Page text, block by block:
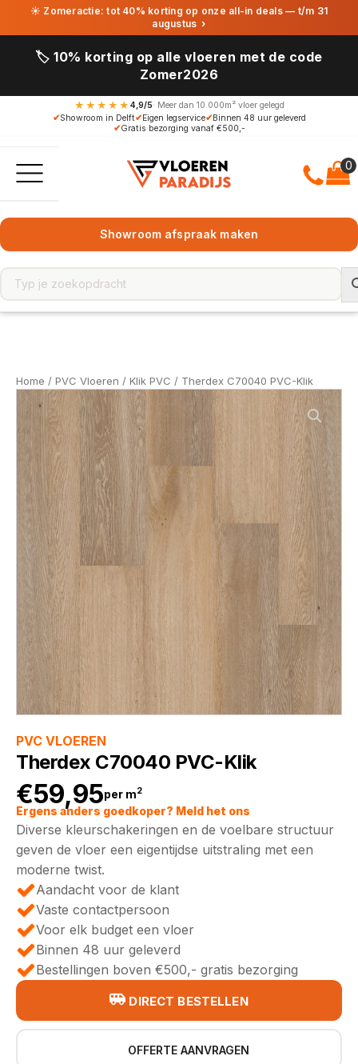
☀ Zomeractie: tot 40% korting op onze all-in deals — t/m 31
augustus ›
🏷️ 10% korting op alle vloeren met de code
Zomer2026
★★★★★ 4,9/5· Meer dan 10.000m² vloer gelegd
✔Showroom in Delft✔Eigen legservice✔Binnen 48 uur geleverd
✔Gratis bezorging vanaf €500,-
Showroom afspraak maken
Home / PVC Vloeren / Klik PVC / Therdex C70040 PVC-Klik
PVC VLOEREN
Therdex C70040 PVC-Klik
€59,95per m2
Ergens anders goedkoper? Meld het ons
Diverse kleurschakeringen en de voelbare structuur
geven de vloer een eigentijdse uitstraling met een
moderne twist.
Aandacht voor de klant
Vaste contactpersoon
Voor elk budget een vloer
Binnen 48 uur geleverd
Bestellingen boven €500,- gratis bezorging
DIRECT BESTELLEN
OFFERTE AANVRAGEN